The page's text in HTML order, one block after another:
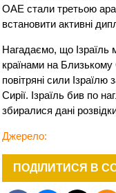
ОАЕ стали третьою
встановити активні
Нагадаємо, що Ізраїль
країнами на
повітряні сили
Сирії. Ізраїль бив по
збиралися дані
Джерело:
ПОДІЛИТИСЯ В